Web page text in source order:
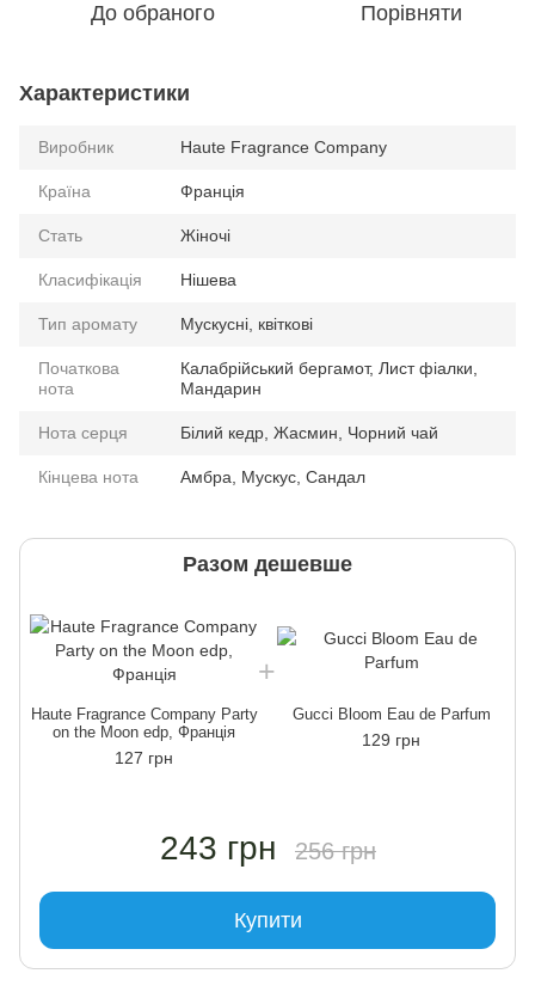
До обраного Порівняти
Характеристики
Виробник Haute Fragrance Company
Країна Франція
Стать Жіночі
Класифікація Нішева
Тип аромату Мускусні, квіткові
Початкова
нота
Калабрійський бергамот, Лист фіалки,
Мандарин
Нота серця Білий кедр, Жасмин, Чорний чай
Кінцева нота Амбра, Мускус, Сандал
Разом дешевше
Haute Fragrance Company Party
on the Moon edp, Франція
127 грн
Gucci Bloom Eau de Parfum
129 грн
243 грн 256 грн
Купити